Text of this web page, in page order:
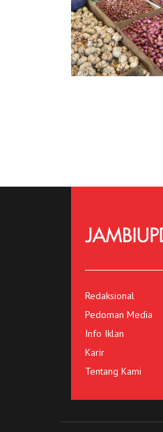
Redaksional
Pedoman Media
Info Iklan
Karir
Tentang Kami